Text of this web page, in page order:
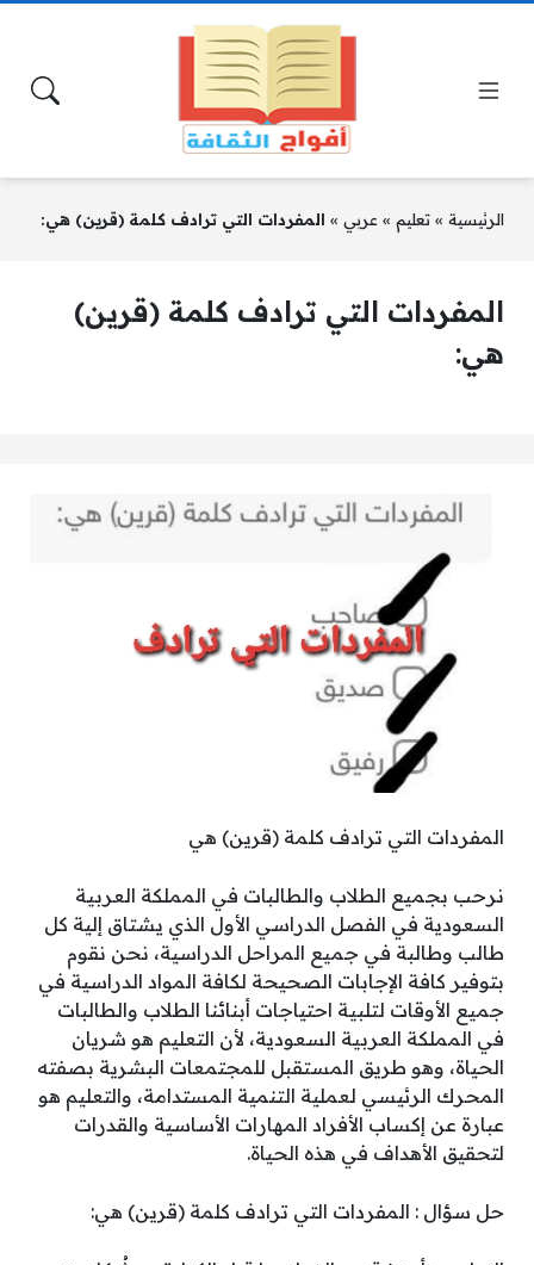
الرئيسية » تعليم » عربي » المفردات التي ترادف كلمة (قرين) هي:
المفردات التي ترادف كلمة (قرين)
هي:
المفردات التي ترادف كلمة (قرين) هي
نرحب بجميع الطلاب والطالبات في المملكة العربية
السعودية في الفصل الدراسي الأول الذي يشتاق إلية كل
طالب وطالبة في جميع المراحل الدراسية، نحن نقوم
بتوفير كافة الإجابات الصحيحة لكافة المواد الدراسية في
جميع الأوقات لتلبية احتياجات أبنائنا الطلاب والطالبات
في المملكة العربية السعودية، لأن التعليم هو شريان
الحياة، وهو طريق المستقبل للمجتمعات البشرية بصفته
المحرك الرئيسي لعملية التنمية المستدامة، والتعليم هو
عبارة عن إكساب الأفراد المهارات الأساسية والقدرات
لتحقيق الأهداف في هذه الحياة.
حل سؤال : المفردات التي ترادف كلمة (قرين) هي: